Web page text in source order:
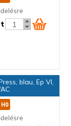
blau, Ep VI,